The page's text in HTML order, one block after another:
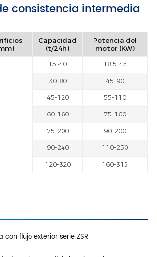
consistencia intermedia
Capacidad
(t/24h)
Potencia del
motor (KW)
15~40 18.5-45
30-80 45-90
45-120 55-110
60-160 75-160
75-200 90-200
90-240 110-250
120-320 160-315
con flujo exterior serie ZSR